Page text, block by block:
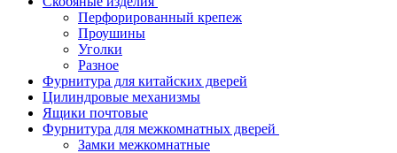
Перфорированный крепеж
Проушины
Уголки
Разное
Фурнитура для китайских дверей
Цилиндровые механизмы
Ящики почтовые
Фурнитура для межкомнатных дверей
Замки межкомнатные